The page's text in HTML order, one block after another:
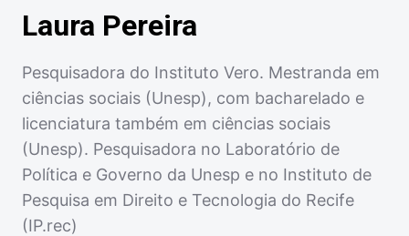
Laura Pereira
Pesquisadora do Instituto Vero. Mestranda em
ciências sociais (Unesp), com bacharelado e
licenciatura também em ciências sociais
(Unesp). Pesquisadora no Laboratório de
Política e Governo da Unesp e no Instituto de
Pesquisa em Direito e Tecnologia do Recife
(IP.rec)